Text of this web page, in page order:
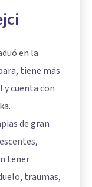
en la
tiene más
y cuenta con
de gran
tener
traumas,